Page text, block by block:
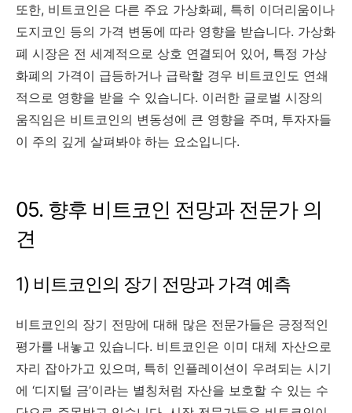
또한, 비트코인은 다른 주요 가상화폐, 특히 이더리움이나
도지코인 등의 가격 변동에 따라 영향을 받습니다. 가상화
폐 시장은 전 세계적으로 상호 연결되어 있어, 특정 가상
화폐의 가격이 급등하거나 급락할 경우 비트코인도 연쇄
적으로 영향을 받을 수 있습니다. 이러한 글로벌 시장의
움직임은 비트코인의 변동성에 큰 영향을 주며, 투자자들
이 주의 깊게 살펴봐야 하는 요소입니다.
05. 향후 비트코인 전망과 전문가 의
견
1) 비트코인의 장기 전망과 가격 예측
비트코인의 장기 전망에 대해 많은 전문가들은 긍정적인
평가를 내놓고 있습니다. 비트코인은 이미 대체 자산으로
자리 잡아가고 있으며, 특히 인플레이션이 우려되는 시기
에 ‘디지털 금’이라는 별칭처럼 자산을 보호할 수 있는 수